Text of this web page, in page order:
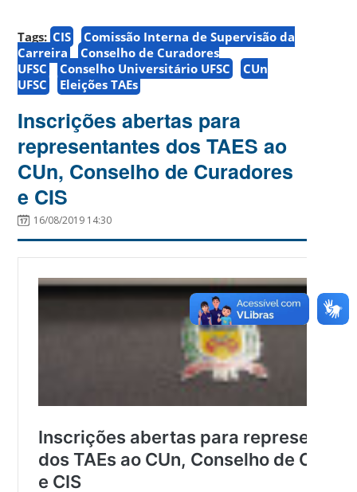
Tags: CIS
Comissão Interna de Supervisão da
Carreira
Conselho de Curadores
UFSC
Conselho Universitário UFSC
CUn
UFSC
Eleições TAEs
Inscrições abertas para
representantes dos TAES ao
CUn, Conselho de Curadores
e CIS
16/08/2019 14:30